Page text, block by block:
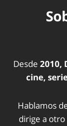
Desde 2010,
cine,
Hablamos
dirige a